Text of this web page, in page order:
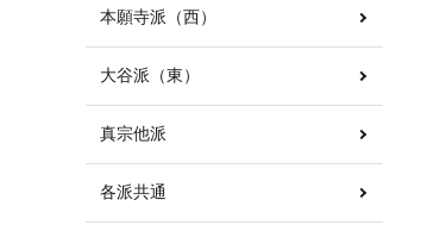
本願寺派（西）
大谷派（東）
真宗他派
各派共通